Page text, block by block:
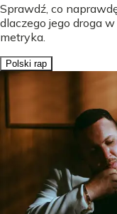
Sprawdź, co
dlaczego jego droga
metryka.
Polski rap